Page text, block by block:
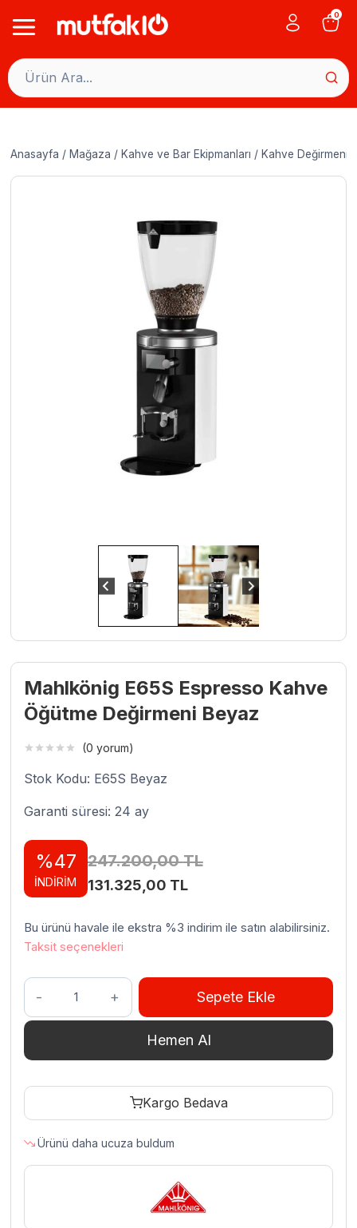
0
Anasayfa / Mağaza / Kahve ve Bar Ekipmanları / Kahve Değirmeni
Mahlkönig E65S Espresso Kahve
Öğütme Değirmeni Beyaz
(0 yorum)
Stok Kodu: E65S Beyaz
Garanti süresi: 24 ay
%47
İNDİRİM
247.200,00TL
Orijinal
247.200,00 TL.
131.325,00 TLŞu
fiyat:
Bu ürünü havale ile ekstra %3 indirim ile satın alabilirsiniz.
Taksit seçenekleri
Mahlkönig
Espresso
Değirmeni
Sepete Ekle
Hemen Al
Kargo Bedava
Ürünü daha ucuza buldum